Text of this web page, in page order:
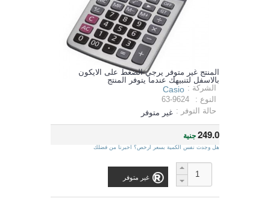
المنتج غير متوفر يرجي الضغط على الايكون
بالاسفل لتنبيهك عندما يتوفر المنتج
الشركة : Casio
النوع :
63-9624
حالة التوفر : غير متوفر
249.0جنية
هل وجدت نفس الكمية بسعر ارخص؟ اخبرنا من فضلك
غير متوفر